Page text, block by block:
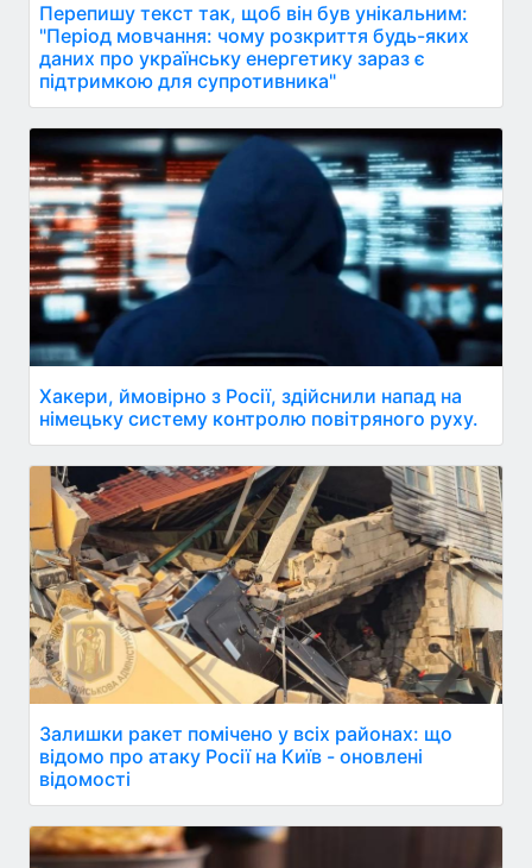
Перепишу текст так, щоб він був унікальним:
"Період мовчання: чому розкриття будь-яких
даних про українську енергетику зараз є
підтримкою для супротивника"
Хакери, ймовірно з Росії, здійснили напад на
німецьку систему контролю повітряного руху.
Залишки ракет помічено у всіх районах: що
відомо про атаку Росії на Київ - оновлені
відомості